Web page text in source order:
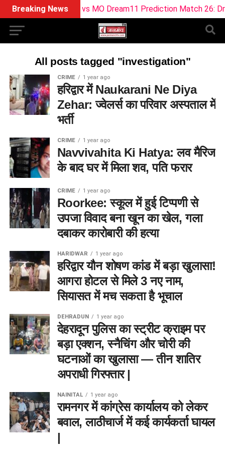
Breaking NewsSOB vs MO Dream11 Prediction Match 26:
All posts tagged "investigation"
CRIME 1 year ago
हरिद्वार में Naukarani Ne Diya
Zehar: ज्वेलर्स का परिवार अस्पताल में
भर्ती
CRIME 1 year ago
Navvivahita Ki Hatya: लव मैरिज
के बाद घर में मिला शव, पति फरार
CRIME 1 year ago
Roorkee: स्कूल में हुई टिप्पणी से
उपजा विवाद बना खून का खेल, गला
दबाकर कारोबारी की हत्या
HARIDWAR 1 year ago
हरिद्वार यौन शोषण कांड में बड़ा खुलासा!
आगरा होटल से मिले 3 नए नाम,
सियासत में मच सकता है भूचाल
DEHRADUN 1 year ago
देहरादून पुलिस का स्ट्रीट क्राइम पर
बड़ा एक्शन, स्नैचिंग और चोरी की
घटनाओं का खुलासा — तीन शातिर
अपराधी गिरफ्तार |
NAINITAL 1 year ago
रामनगर में कांग्रेस कार्यालय को लेकर
बवाल, लाठीचार्ज में कई कार्यकर्ता घायल
|